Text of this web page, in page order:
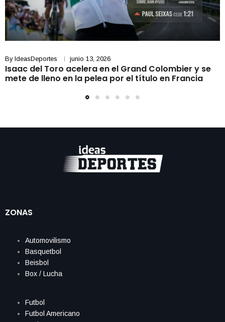
By IdeasDeportes junio 13, 2026
Isaac del Toro acelera en el Grand Colombier y se
mete de lleno en la pelea por el título en Francia
ZONAS
Automovilismo
Basquetbol
Beisbol
Box / Lucha
Futbol
Futbol Americano